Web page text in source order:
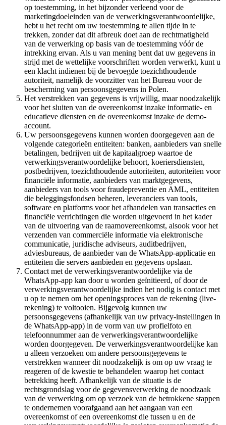
op toestemming, in het bijzonder verleend voor de
marketingdoeleinden van de verwerkingsverantwoordelijke,
hebt u het recht om uw toestemming te allen tijde in te
trekken, zonder dat dit afbreuk doet aan de rechtmatigheid
van de verwerking op basis van de toestemming vóór de
intrekking ervan. Als u van mening bent dat uw gegevens in
strijd met de wettelijke voorschriften worden verwerkt, kunt u
een klacht indienen bij de bevoegde toezichthoudende
autoriteit, namelijk de voorzitter van het Bureau voor de
bescherming van persoonsgegevens in Polen.
Het verstrekken van gegevens is vrijwillig, maar noodzakelijk
voor het sluiten van de overeenkomst inzake informatie- en
educatieve diensten en de overeenkomst inzake de demo-
account.
Uw persoonsgegevens kunnen worden doorgegeven aan de
volgende categorieën entiteiten: banken, aanbieders van snelle
betalingen, bedrijven uit de kapitaalgroep waartoe de
verwerkingsverantwoordelijke behoort, koeriersdiensten,
postbedrijven, toezichthoudende autoriteiten, autoriteiten voor
financiële informatie, aanbieders van marktgegevens,
aanbieders van tools voor fraudepreventie en AML, entiteiten
die beleggingsfondsen beheren, leveranciers van tools,
software en platforms voor het afhandelen van transacties en
financiële verrichtingen die worden uitgevoerd in het kader
van de uitvoering van de raamovereenkomst, alsook voor het
verzenden van commerciële informatie via elektronische
communicatie, juridische adviseurs, auditbedrijven,
adviesbureaus, de aanbieder van de WhatsApp-applicatie en
entiteiten die servers aanbieden en gegevens opslaan.
Contact met de verwerkingsverantwoordelijke via de
WhatsApp-app kan door u worden geïnitieerd, of door de
verwerkingsverantwoordelijke indien het nodig is contact met
u op te nemen om het openingsproces van de rekening (live-
rekening) te voltooien. Bijgevolg kunnen uw
persoonsgegevens (afhankelijk van uw privacy-instellingen in
de WhatsApp-app) in de vorm van uw profielfoto en
telefoonnummer aan de verwerkingsverantwoordelijke
worden doorgegeven. De verwerkingsverantwoordelijke kan
u alleen verzoeken om andere persoonsgegevens te
verstrekken wanneer dit noodzakelijk is om op uw vraag te
reageren of de kwestie te behandelen waarop het contact
betrekking heeft. Afhankelijk van de situatie is de
rechtsgrondslag voor de gegevensverwerking de noodzaak
van de verwerking om op verzoek van de betrokkene stappen
te ondernemen voorafgaand aan het aangaan van een
overeenkomst of een overeenkomst die tussen u en de